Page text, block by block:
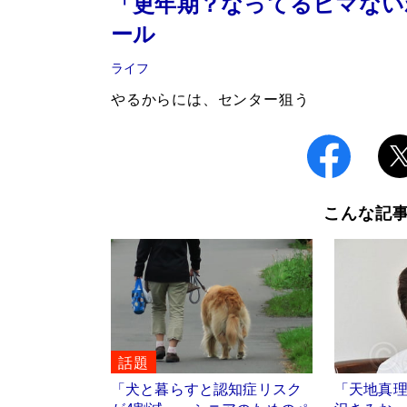
ール
ライフ
やるからには、センター狙う
こんな記
話題
「犬と暮らすと認知症リスク
「天地真